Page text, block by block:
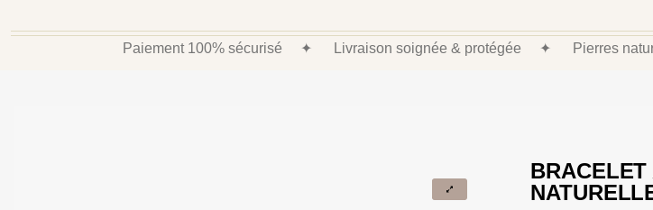
Paiement 100% sécurisé ✦ Livraison soignée & protégée ✦ Pierres